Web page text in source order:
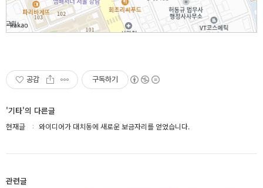
공감 구독하기
'기타'의 다른글
현재글 와이디어가 대치동에 새로운 보금자리를 얻었습니다.
관련글